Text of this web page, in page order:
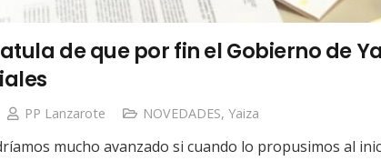
de que por fin el Gobierno de
PP Lanzarote NOVEDADES, Yaiza
mucho avanzado si cuando lo propusimos al